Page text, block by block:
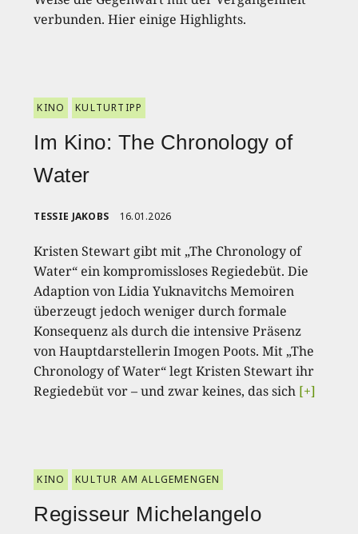
verbunden. Hier einige Highlights.
KINO KULTURTIPP
Im Kino: The Chronology of
Water
TESSIE JAKOBS 16.01.2026
Kristen Stewart gibt mit „The Chronology of
Water“ ein kompromissloses Regiedebüt. Die
Adaption von Lidia Yuknavitchs Memoiren
überzeugt jedoch weniger durch formale
Konsequenz als durch die intensive Präsenz
von Hauptdarstellerin Imogen Poots. Mit „The
Chronology of Water“ legt Kristen Stewart ihr
Regiedebüt vor – und zwar keines, das sich [+]
KINO KULTUR AM ALLGEMENGEN
Regisseur Michelangelo